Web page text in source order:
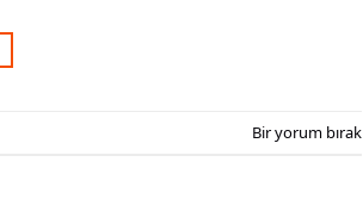
Bir yorum bırak